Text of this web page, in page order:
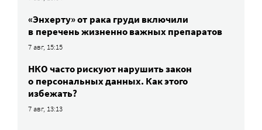
«Энхерту» от рака груди включили
в перечень жизненно важных препаратов
7 авг, 15:15
НКО часто рискуют нарушить закон
о персональных данных. Как этого
избежать?
7 авг, 13:13